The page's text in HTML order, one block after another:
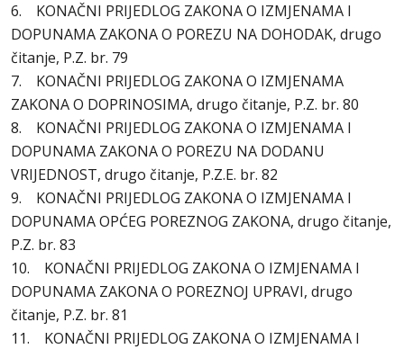
6. KONAČNI PRIJEDLOG ZAKONA O IZMJENAMA I
DOPUNAMA ZAKONA O POREZU NA DOHODAK, drugo
čitanje, P.Z. br. 79
7. KONAČNI PRIJEDLOG ZAKONA O IZMJENAMA
ZAKONA O DOPRINOSIMA, drugo čitanje, P.Z. br. 80
8. KONAČNI PRIJEDLOG ZAKONA O IZMJENAMA I
DOPUNAMA ZAKONA O POREZU NA DODANU
VRIJEDNOST, drugo čitanje, P.Z.E. br. 82
9. KONAČNI PRIJEDLOG ZAKONA O IZMJENAMA I
DOPUNAMA OPĆEG POREZNOG ZAKONA, drugo čitanje,
P.Z. br. 83
10. KONAČNI PRIJEDLOG ZAKONA O IZMJENAMA I
DOPUNAMA ZAKONA O POREZNOJ UPRAVI, drugo
čitanje, P.Z. br. 81
11. KONAČNI PRIJEDLOG ZAKONA O IZMJENAMA I